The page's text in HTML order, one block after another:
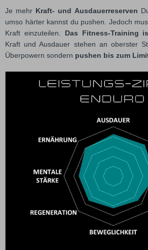
Je mehr Kraft- und Ausdauerreserven
umso härter kannst du pushen. Jedoch
Kraft einzuteilen. Das Fitness-Training
Kraft und Ausdauer stehen an oberster
Überpowern sondern pushen bis zum